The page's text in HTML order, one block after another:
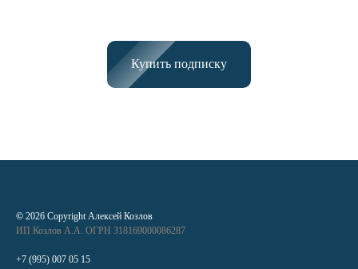
Купить подписку
© 2026 Copyright Алексей Козлов
ИП Козлов А.А. ОГРН 318169000086287
+7 (995) 007 05 15